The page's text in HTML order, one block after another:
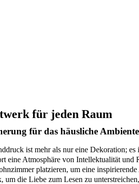
für jeden Raum
für das häusliche Ambiente
ist mehr als nur eine Dekoration; es
eine Atmosphäre von Intellektualität und
platzieren, um eine
um die Liebe zum Lesen zu